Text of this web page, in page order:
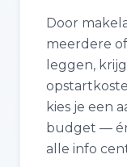
Door
meerdere
leggen,
kies je een
budget —
alle info